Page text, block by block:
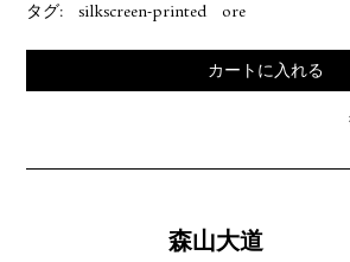
カートに入れる
タグ: silkscreen-printed ore
森山大道